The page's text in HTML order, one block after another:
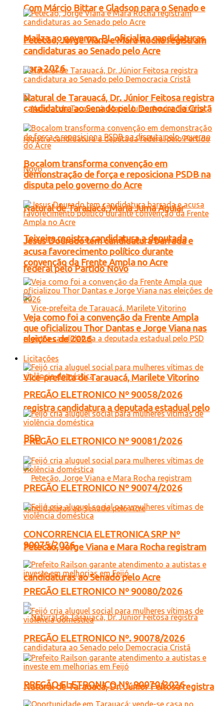
Com Márcio Bittar e Gladson para o Senado e
Mailza ao governo, PL oficializa candidaturas
para 2026
Natural de Tarauacá, Maria Juma Aguiar
Teixeira registra candidatura a deputada
federal pelo Partido Novo
Vice-prefeita de Tarauacá, Marilete Vitorino
registra candidatura a deputada estadual pelo
PSD
Petecão, Jorge Viana e Mara Rocha registram
candidaturas ao Senado pelo Acre
Natural de Tarauacá, Dr. Júnior Feitosa registra
Petecão, Jorge Viana e Mara Rocha registram
candidaturas ao Senado pelo Acre
Natural de Tarauacá, Dr. Júnior Feitosa registra
candidatura ao Senado pelo Democracia Cristã
Bocalom transforma convenção em
demonstração de força e reposiciona PSDB na
disputa pelo governo do Acre
Jesus Dourado tem candidatura barrada e
acusa favorecimento político durante
convenção da Frente Ampla no Acre
Veja como foi a convenção da Frente Ampla
que oficializou Thor Dantas e Jorge Viana nas
eleições de 2026
Licitações
PREGÃO ELETRONICO Nº 90058/2026
PREGÃO ELETRONICO Nº 90081/2026
PREGÃO ELETRONICO Nº 90074/2026
CONCORRENCIA ELETRONICA SRP Nº
90075/2026
PREGÃO ELETRONICO Nº 90080/2026
PREGÃO ELETRONICO Nº. 90078/2026
PREGÃO ELETRONICO Nº. 90070/2026